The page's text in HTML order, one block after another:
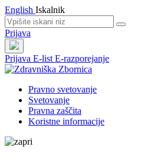
English Iskalnik
Prijava
Prijava E-list E-razporejanje
Pravno svetovanje
Svetovanje
Pravna zaščita
Koristne informacije